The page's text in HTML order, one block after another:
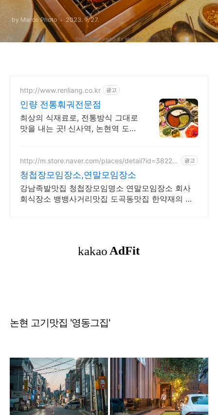
by Marco Photo 2023. 9. 27.
http://www.renliang.co.kr 광고
인량 전통훠궈전문점
최상의 식재료로, 전통방식 그대로
맛을 내는 곳! 신사역, 논현역 도보
http://m.store.naver.com/places/detail?id=38226
광고
청첩장모임장소,연말모임장소
강남족발맛집 청첩장모임명소 연말모임장소 회사
회식장소 뱅뱅사거리맛집 도곡동맛집 한약재의 향
논현 고기맛집 '영동그집'